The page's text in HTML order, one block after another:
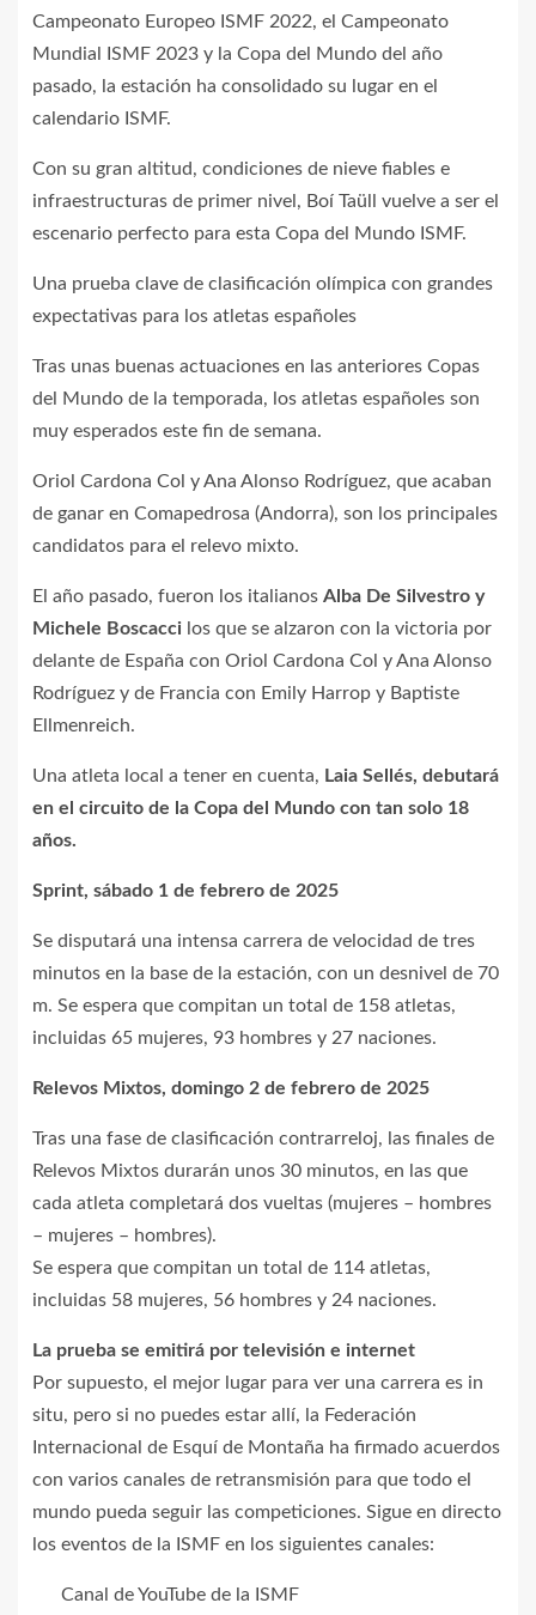
Campeonato Europeo ISMF 2022, el Campeonato
Mundial ISMF 2023 y la Copa del Mundo del año
pasado, la estación ha consolidado su lugar en el
calendario ISMF.
Con su gran altitud, condiciones de nieve fiables e
infraestructuras de primer nivel, Boí Taüll vuelve a ser el
escenario perfecto para esta Copa del Mundo ISMF.
Una prueba clave de clasificación olímpica con grandes
expectativas para los atletas españoles
Tras unas buenas actuaciones en las anteriores Copas
del Mundo de la temporada, los atletas españoles son
muy esperados este fin de semana.
Oriol Cardona Col y Ana Alonso Rodríguez, que acaban
de ganar en Comapedrosa (Andorra), son los principales
candidatos para el relevo mixto.
El año pasado, fueron los italianos Alba De Silvestro y
Michele Boscacci los que se alzaron con la victoria por
delante de España con Oriol Cardona Col y Ana Alonso
Rodríguez y de Francia con Emily Harrop y Baptiste
Ellmenreich.
Una atleta local a tener en cuenta, Laia Sellés, debutará
en el circuito de la Copa del Mundo con tan solo 18
años.
Sprint, sábado 1 de febrero de 2025
Se disputará una intensa carrera de velocidad de tres
minutos en la base de la estación, con un desnivel de 70
m. Se espera que compitan un total de 158 atletas,
incluidas 65 mujeres, 93 hombres y 27 naciones.
Relevos Mixtos, domingo 2 de febrero de 2025
Tras una fase de clasificación contrarreloj, las finales de
Relevos Mixtos durarán unos 30 minutos, en las que
cada atleta completará dos vueltas (mujeres – hombres
– mujeres – hombres).
Se espera que compitan un total de 114 atletas,
incluidas 58 mujeres, 56 hombres y 24 naciones.
La prueba se emitirá por televisión e internet
Por supuesto, el mejor lugar para ver una carrera es in
situ, pero si no puedes estar allí, la Federación
Internacional de Esquí de Montaña ha firmado acuerdos
con varios canales de retransmisión para que todo el
mundo pueda seguir las competiciones. Sigue en directo
los eventos de la ISMF en los siguientes canales:
Canal de YouTube de la ISMF